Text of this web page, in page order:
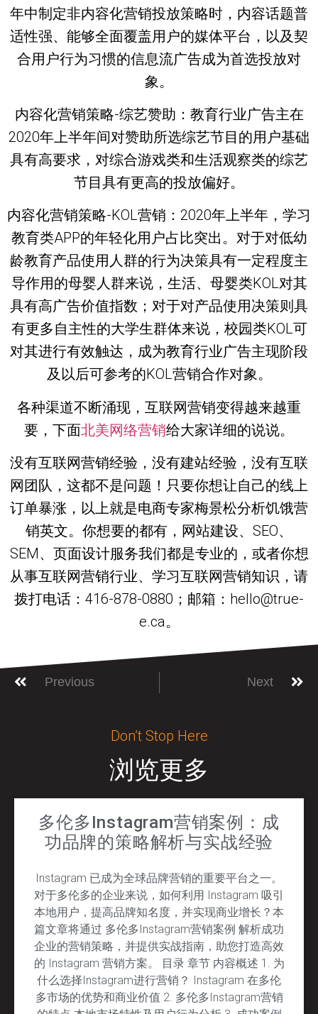
年中制定非内容化营销投放策略时，内容话题普
适性强、能够全面覆盖用户的媒体平台，以及契
合用户行为习惯的信息流广告成为首选投放对
象。
内容化营销策略-综艺赞助：教育行业广告主在
2020年上半年间对赞助所选综艺节目的用户基础
具有高要求，对综合游戏类和生活观察类的综艺
节目具有更高的投放偏好。
内容化营销策略-KOL营销：2020年上半年，学习
教育类APP的年轻化用户占比突出。对于对低幼
龄教育产品使用人群的行为决策具有一定程度主
导作用的母婴人群来说，生活、母婴类KOL对其
具有高广告价值指数；对于对产品使用决策则具
有更多自主性的大学生群体来说，校园类KOL可
对其进行有效触达，成为教育行业广告主现阶段
及以后可参考的KOL营销合作对象。
各种渠道不断涌现，互联网营销变得越来越重
要，下面北美网络营销给大家详细的说说。
没有互联网营销经验，没有建站经验，没有互联
网团队，这都不是问题！只要你想让自己的线上
订单暴涨，以上就是电商专家梅景松分析饥饿营
销英文。你想要的都有，网站建设、SEO、
SEM、页面设计服务我们都是专业的，或者你想
从事互联网营销行业、学习互联网营销知识，请
拨打电话：416-878-0880；邮箱：hello@true-
e.ca。
Previous Next
Don’t Stop Here
浏览更多
多伦多Instagram营销案例：成
功品牌的策略解析与实战经验
Instagram 已成为全球品牌营销的重要平台之一。
对于多伦多的企业来说，如何利用 Instagram 吸引
本地用户，提高品牌知名度，并实现商业增长？本
篇文章将通过 多伦多Instagram营销案例 解析成功
企业的营销策略，并提供实战指南，助您打造高效
的 Instagram 营销方案。 目录 章节 内容概述 1. 为
什么选择Instagram进行营销？ Instagram 在多伦
多市场的优势和商业价值 2. 多伦多Instagram营销